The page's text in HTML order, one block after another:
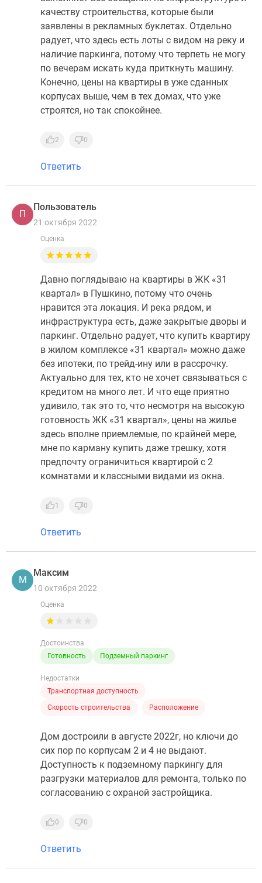
качеству строительства, которые были
заявлены в рекламных буклетах. Отдельно
радует, что здесь есть лоты с видом на реку и
наличие паркинга, потому что терпеть не могу
по вечерам искать куда приткнуть машину.
Конечно, цены на квартиры в уже сданных
корпусах выше, чем в тех домах, что уже
строятся, но так спокойнее.
2 0
Ответить
П
Пользователь
21 октября 2022
Оценка
Давно поглядываю на квартиры в ЖК «31
квартал» в Пушкино, потому что очень
нравится эта локация. И река рядом, и
инфраструктура есть, даже закрытые дворы и
паркинг. Отдельно радует, что купить квартиру
в жилом комплексе «31 квартал» можно даже
без ипотеки, по трейд-ину или в рассрочку.
Актуально для тех, кто не хочет связываться с
кредитом на много лет. И что еще приятно
удивило, так это то, что несмотря на высокую
готовность ЖК «31 квартал», цены на жилье
здесь вполне приемлемые, по крайней мере,
мне по карману купить даже трешку, хотя
предпочту ограничиться квартирой с 2
комнатами и классными видами из окна.
1 0
Ответить
М
Максим
10 октября 2022
Оценка
Достоинства
Готовность
Подземный паркинг
Недостатки
Транспортная доступность
Скорость строительства
Расположение
Дом достроили в августе 2022г, но ключи до
сих пор по корпусам 2 и 4 не выдают.
Доступность к подземному паркингу для
разгрузки материалов для ремонта, только по
согласованию с охраной застройщика.
0 0
Ответить